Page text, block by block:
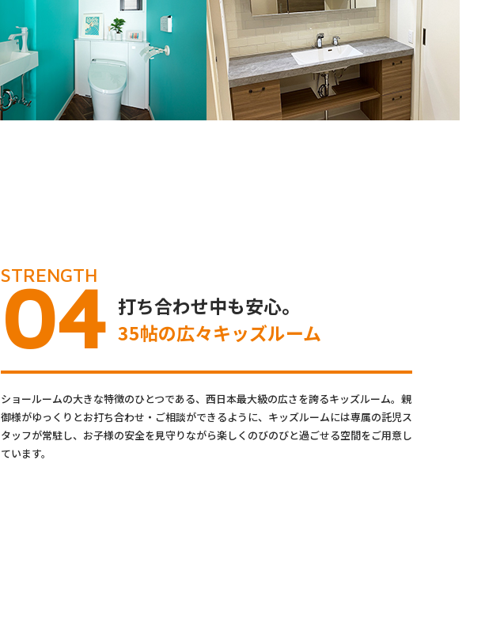
STRENGTH
04 打ち合わせ中も安心。
35帖の広々キッズルーム
ショールームの大きな特徴のひとつである、西日本最大級の広さを誇るキッズルーム。親
御様がゆっくりとお打ち合わせ・ご相談ができるように、キッズルームには専属の託児ス
タッフが常駐し、お子様の安全を見守りながら楽しくのびのびと過ごせる空間をご用意し
ています。